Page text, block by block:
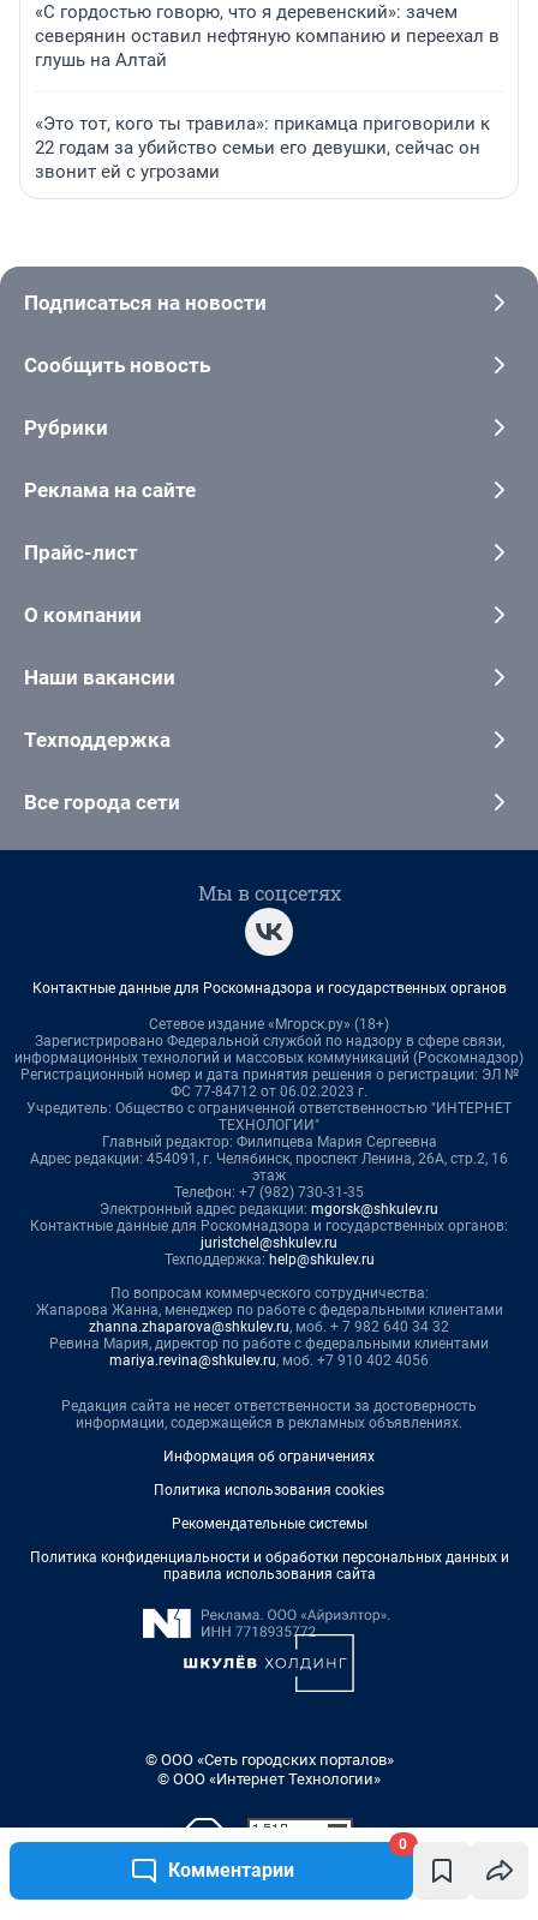
Комментарии
0
«С гордостью говорю, что я деревенский»: зачем
северянин оставил нефтяную компанию и переехал в
глушь на Алтай
«Это тот, кого ты травила»: прикамца приговорили к
22 годам за убийство семьи его девушки, сейчас он
звонит ей с угрозами
Подписаться на новости
Сообщить новость
Рубрики
Реклама на сайте
Прайс-лист
О компании
Наши вакансии
Техподдержка
Все города сети
Мы в соцсетях
Контактные данные для Роскомнадзора и государственных органов
Сетевое издание «Мгорск.ру» (18+)
Зарегистрировано Федеральной службой по надзору в сфере связи,
информационных технологий и массовых коммуникаций (Роскомнадзор)
Регистрационный номер и дата принятия решения о регистрации: ЭЛ №
ФС 77-84712 от 06.02.2023 г.
Учредитель: Общество с ограниченной ответственностью "ИНТЕРНЕТ
ТЕХНОЛОГИИ"
Главный редактор: Филипцева Мария Сергеевна
Адрес редакции: 454091, г. Челябинск, проспект Ленина, 26А, стр.2, 16
этаж
Телефон: +7 (982) 730-31-35
Электронный адрес редакции: mgorsk@shkulev.ru
Контактные данные для Роскомнадзора и государственных органов:
juristchel@shkulev.ru
Техподдержка: help@shkulev.ru
По вопросам коммерческого сотрудничества:
Жапарова Жанна, менеджер по работе с федеральными клиентами
zhanna.zhaparova@shkulev.ru, моб. + 7 982 640 34 32
Ревина Мария, директор по работе с федеральными клиентами
mariya.revina@shkulev.ru, моб. +7 910 402 4056
Редакция сайта не несет ответственности за достоверность
информации, содержащейся в рекламных объявлениях.
Информация об ограничениях
Политика использования cookies
Рекомендательные системы
Политика конфиденциальности и обработки персональных данных и
правила использования сайта
© ООО «Сеть городских порталов»
© ООО «Интернет Технологии»